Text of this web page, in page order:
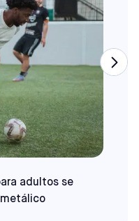
adultos se
metálico